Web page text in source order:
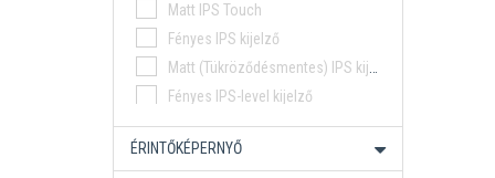
Matt IPS Touch
Fényes IPS kijelző
Matt (Tükröződésmentes) IPS kijelző
Fényes IPS-level kijelző
Matt (Tükröződésmentes) IPS-level kijelző
Fényes OLED kijelző
ÉRINTŐKÉPERNYŐ